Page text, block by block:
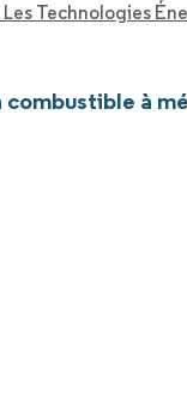
Les Technologies
combustible à